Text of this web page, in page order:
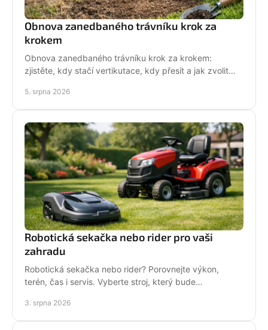
Obnova zanedbaného trávníku krok za
krokem
Obnova zanedbaného trávníku krok za krokem:
zjistěte, kdy stačí vertikutace, kdy přesít a jak zvolit
chyb
5. srpna 2026
Robotická sekačka nebo rider pro vaši
zahradu
Robotická sekačka nebo rider? Porovnejte výkon,
terén, čas i servis. Vyberte stroj, který bude
sezónu.
3. srpna 2026